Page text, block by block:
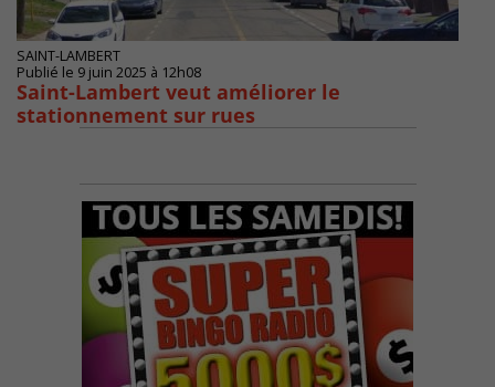
SAINT-LAMBERT
Publié le 9 juin 2025 à 12h08
Saint-Lambert veut améliorer le
stationnement sur rues